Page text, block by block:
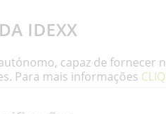
IDEXX
capaz de fornecer
Para mais informações